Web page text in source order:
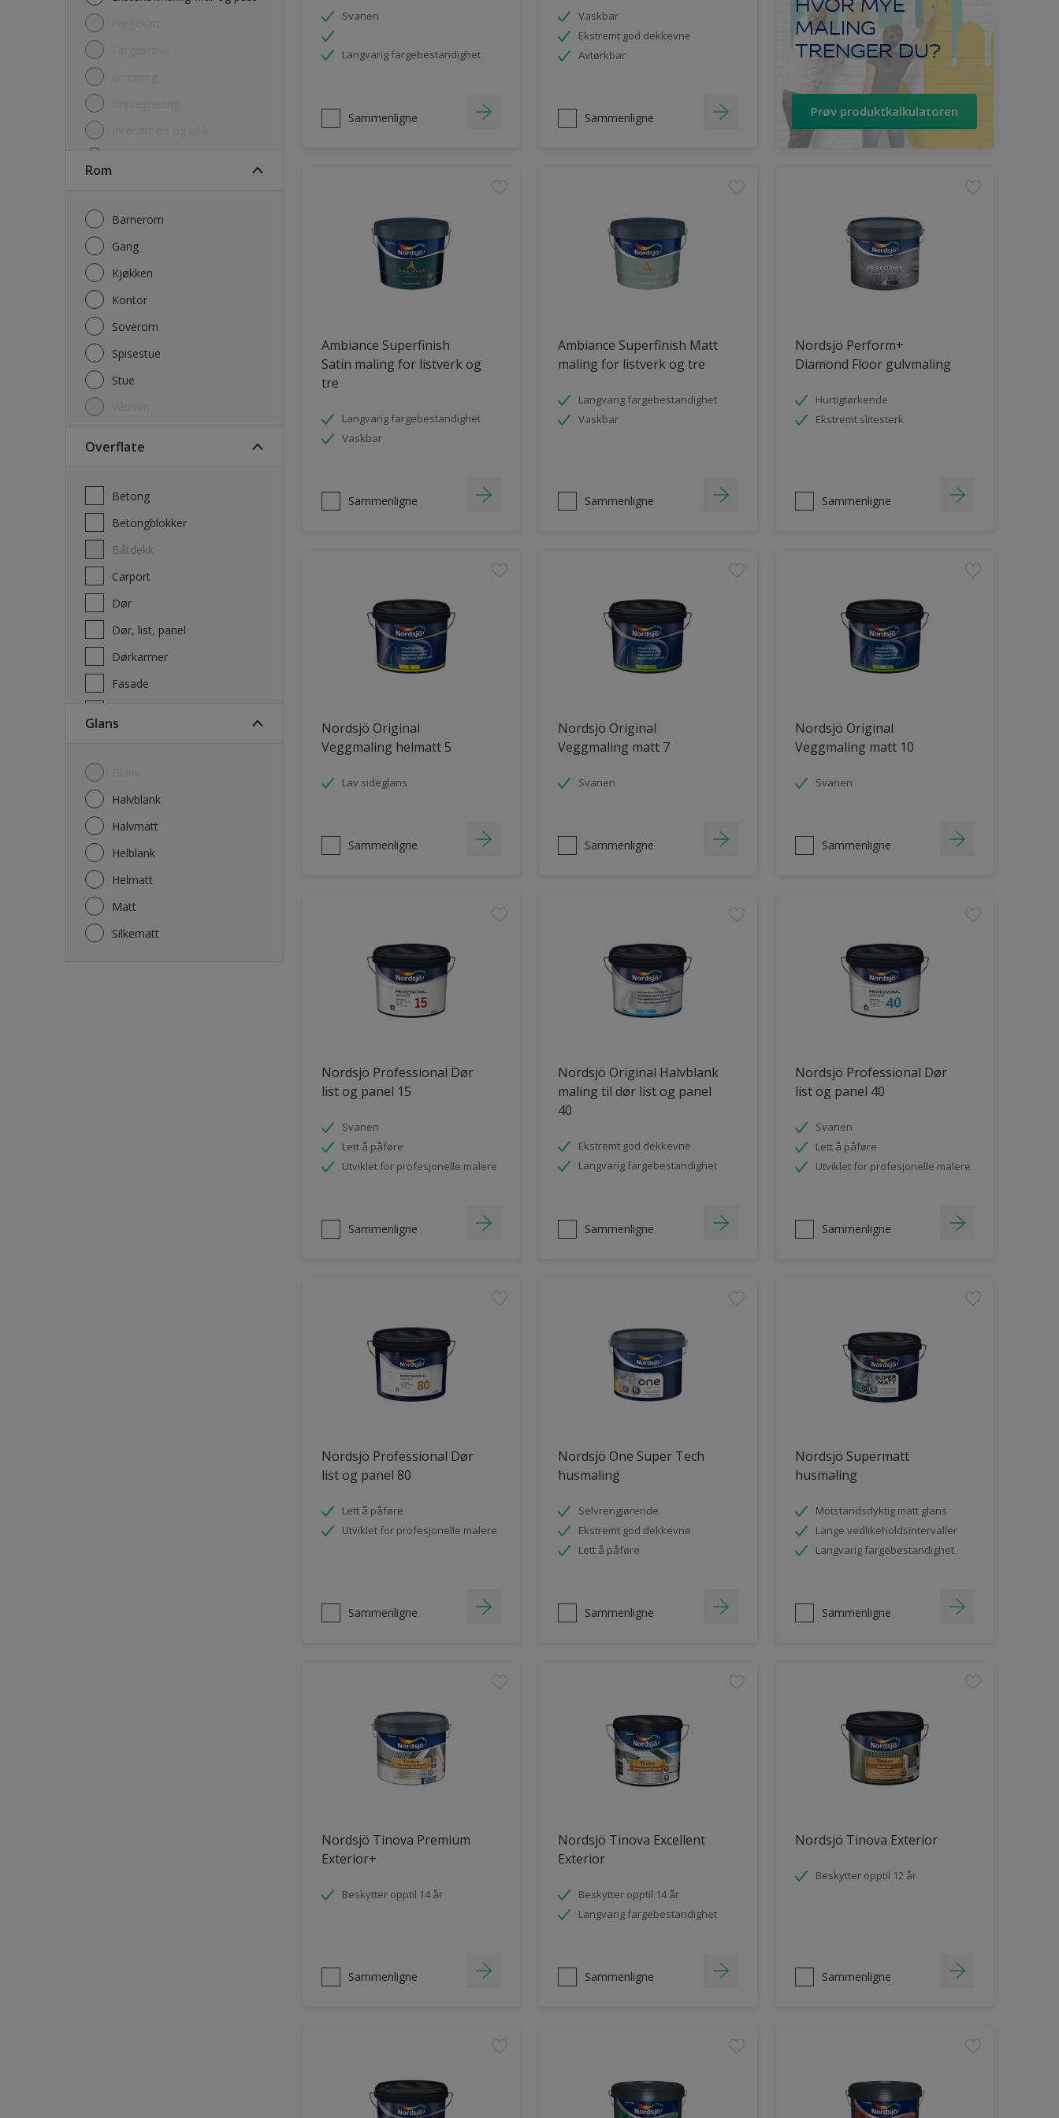
Rom
Barnerom
Gang
Kjøkken
Kontor
Soverom
Spisestue
Stue
Overflate
Betong
Betongblokker
Båtdekk
carport
Dør
Dør, list, panel
Dørkarmer
Fasade
Glans
Halvblank
Halvmatt
Helblank
Helmatt
Matt
Silkematt
Svanen
Langvarig fargebestandighet
Sammenligne
Vaskbar
Ekstremt god dekkevne
Avtørkbar
Sammenligne
MALING
TRENGER DU?
Prøv produktkalkulatoren
Ambiance Superfinish
Satin maling for listverk og
tre
Langvarig fargebestandighet
Vaskbar
Sammenligne
Ambiance Superfinish Matt
maling for listverk og tre
Langvarig fargebestandighet
Vaskbar
Sammenligne
Nordsjö Perform+
Diamond Floor gulvmaling
Hurtigtørkende
Ekstremt slitesterk
Sammenligne
Nordsjö Original
Veggmaling helmatt 5
Lav sideglans
Sammenligne
Nordsjö Original
Veggmaling matt 7
Svanen
Sammenligne
Nordsjö Original
Veggmaling matt 10
Svanen
Sammenligne
Nordsjö Professional Dør
list og panel 15
Svanen
Lett å påføre
Utviklet for profesjonelle malere
Sammenligne
Nordsjö Original Halvblank
maling til dør list og panel
40
Ekstremt god dekkevne
Langvarig fargebestandighet
Sammenligne
Nordsjö Professional Dør
list og panel 40
Svanen
Lett å påføre
Utviklet for profesjonelle malere
Sammenligne
Nordsjö Professional Dør
list og panel 80
Lett å påføre
Utviklet for profesjonelle malere
Sammenligne
Nordsjö One Super Tech
husmaling
Selvrengjørende
Ekstremt god dekkevne
Lett å påføre
Sammenligne
Nordsjö Supermatt
husmaling
Motstandsdyktig matt glans
Lange vedlikeholdsintervaller
Langvarig fargebestandighet
Sammenligne
Nordsjö Tinova Premium
Exterior+
Beskytter opptil 14 år
Sammenligne
Nordsjö Tinova Excellent
Exterior
Beskytter opptil 14 år
Langvarig fargebestandighet
Sammenligne
Nordsjö Tinova Exterior
Beskytter opptil 12 år
Sammenligne